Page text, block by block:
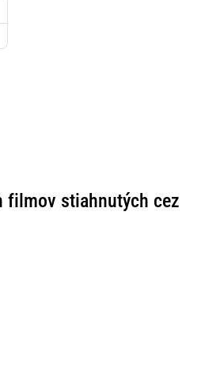
filmov stiahnutých cez